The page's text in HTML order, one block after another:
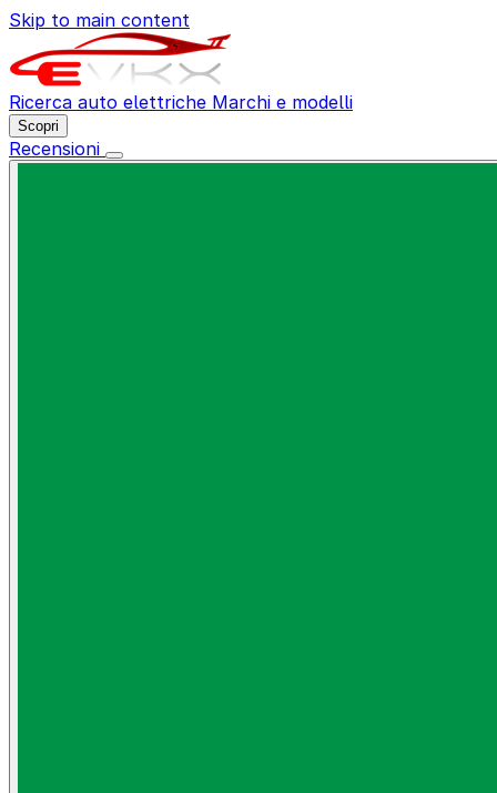
Skip to main content
Ricerca auto elettriche Marchi e modelli
Scopri
Recensioni